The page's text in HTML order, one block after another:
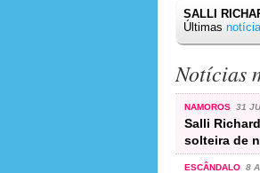
SALLI
Últimas
Notícias
NAMOROS 31
Salli
solteira de
ESCÂNDALO 8